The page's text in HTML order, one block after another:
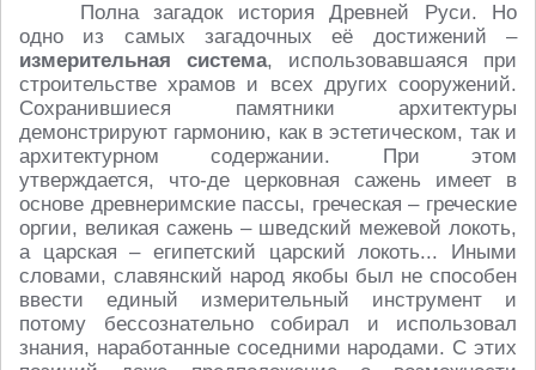
Полна загадок история Древней Руси. Но
одно из самых загадочных её достижений –
измерительная система, использовавшаяся при
строительстве храмов и всех других сооружений.
Сохранившиеся памятники архитектуры
демонстрируют гармонию, как в эстетическом, так и
архитектурном содержании. При этом
утверждается, что-де церковная сажень имеет в
основе древнеримские пассы, греческая – греческие
оргии, великая сажень – шведский межевой локоть,
а царская – египетский царский локоть... Иными
словами, славянский народ якобы был не способен
ввести единый измерительный инструмент и
потому бессознательно собирал и использовал
знания, наработанные соседними народами. С этих